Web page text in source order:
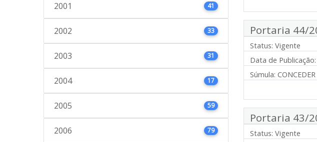
2001 41
2002 33
2003 31
2004 17
2005 59
2006 79
Portaria 44/
Status: Vigente
Data de Publicação:
Súmula:
Portaria 43/
Status: Vigente